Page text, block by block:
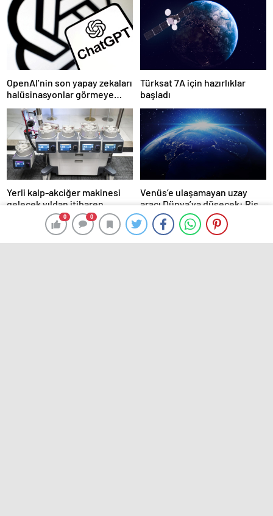
0 0
OpenAI’nin son yapay zekaları
halüsinasyonlar görmeye
başladı
Türksat 7A için hazırlıklar
başladı
Yerli kalp-akciğer makinesi
gelecek yıldan itibaren
kullanılacak
Venüs’e ulaşamayan uzay
aracı Dünya’ya düşecek: Risk
ne kadar büyük?